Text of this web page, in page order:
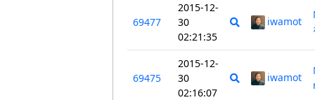
69477
2015-12-
30
02:21:35
iwamot
69475
2015-12-
30
02:16:07
iwamot